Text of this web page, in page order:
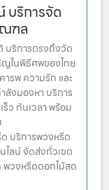
บริการจัด
ณฑล
บริการตรงถึงวัด
ญในพิธีศพของไทย
รพ ความรัก และ
งมองหา บริการ
ว ทันเวลา พร้อม
บริการพวงหรีด
ลน์ จัดส่งทั่วเขต
พวงหรีดดอกไม้สด